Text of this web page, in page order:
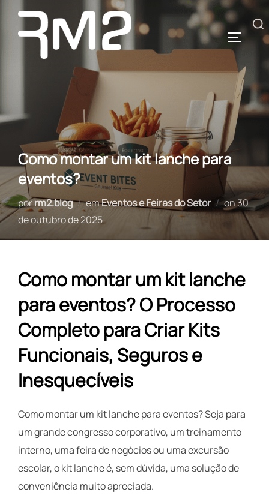
Pular
conteúdo
Pesquisar
por:
Como montar um kit lanche para
eventos?
porrm2.blog emEventos e Feiras do Setor on
em
30
de outubro de 2025
Como montar um kit lanche
para eventos? O Processo
Completo para Criar Kits
Funcionais, Seguros e
Inesquecíveis
Como montar um kit lanche para eventos? Seja para
um grande congresso corporativo, um treinamento
interno, uma feira de negócios ou uma excursão
escolar, o kit lanche é, sem dúvida, uma solução de
conveniência muito apreciada.